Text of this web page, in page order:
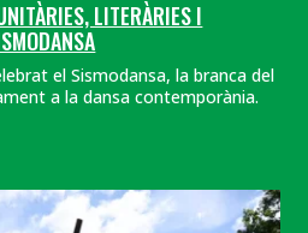
LITERÀRIES I
el Sismodansa, la branca del
a la dansa contemporània.